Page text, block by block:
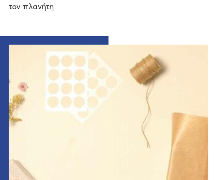
τον πλανήτη.